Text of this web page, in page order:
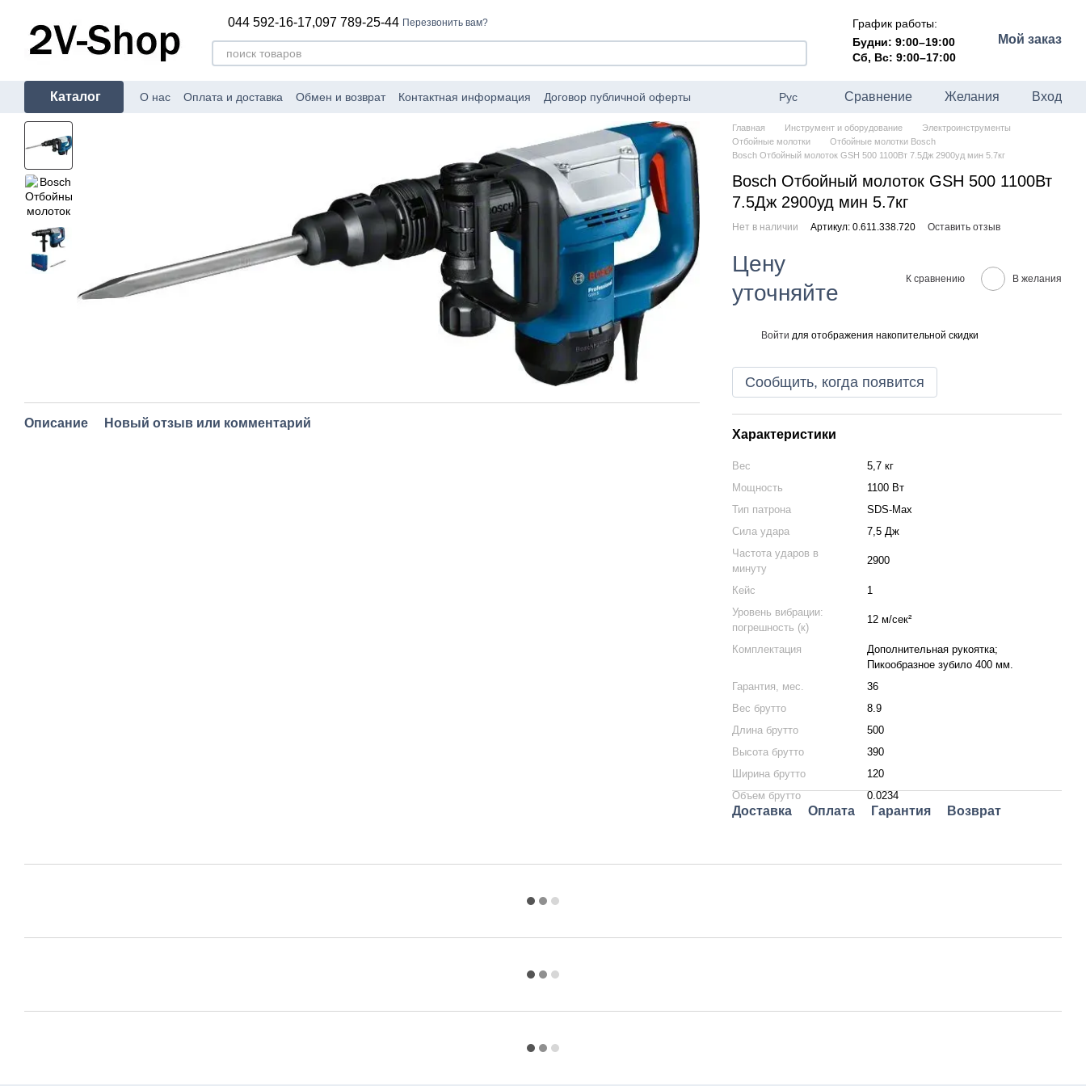
044 592-16-17,097 789-25-44 Перезвонить вам?
График работы:
Будни: 9:00–19:00
Сб, Вс: 9:00–17:00
Мой заказ
Каталог О нас Оплата и доставка Обмен и возврат Контактная информация Договор публичной оферты Рус Сравнение Желания Вход
Описание Новый отзыв или комментарий
Главная Инструмент и оборудование
Электроинструменты
Отбойные молотки
Отбойные молотки Bosch
Bosch Отбойный молоток GSH 500 1100Вт 7.5Дж 2900уд мин 5.7кг
Bosch Отбойный молоток GSH 500 1100Вт
7.5Дж 2900уд мин 5.7кг
Нет в наличии Артикул: 0.611.338.720 Оставить отзыв
Цену
уточняйте
К сравнению В желания
Войти для отображения накопительной скидки
Сообщить, когда появится
Характеристики
Вес
5,7 кг
Мощность
1100 Вт
Тип патрона
SDS-Max
Сила удара
7,5 Дж
Частота ударов в
минуту
2900
Кейс
1
Уровень вибрации:
погрешность (к)
12 м/сек²
Комплектация
Дополнительная рукоятка;
Пикообразное зубило 400 мм.
Гарантия, мес.
36
Вес брутто
8.9
Длина брутто
500
Высота брутто
390
Ширина брутто
120
Объем брутто
0.0234
Доставка Оплата Гарантия Возврат